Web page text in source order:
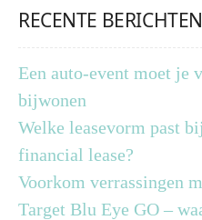
RECENTE BERICHTEN
Een auto-event moet je
bijwonen
Welke leasevorm past
financial lease?
Voorkom verrassingen
Target Blu Eye GO –